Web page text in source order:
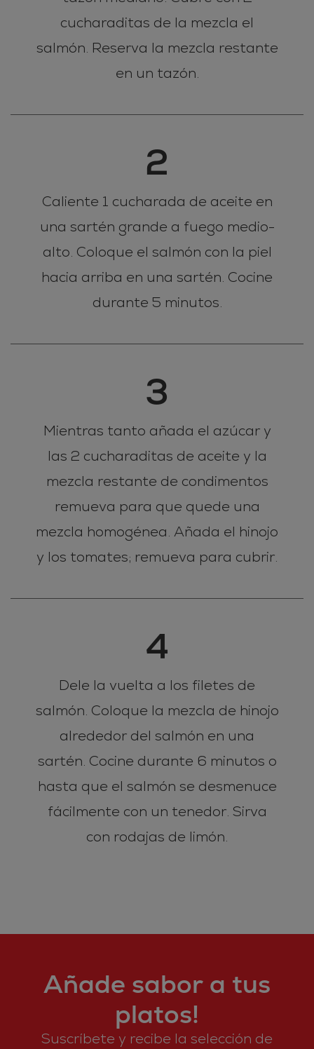
cucharaditas de la mezcla el
salmón. Reserva la mezcla restante
en un tazón.
2
Caliente 1 cucharada de aceite en
una sartén grande a fuego medio-
alto. Coloque el salmón con la piel
hacia arriba en una sartén. Cocine
durante 5 minutos.
3
Mientras tanto añada el azúcar y
las 2 cucharaditas de aceite y la
mezcla restante de condimentos
remueva para que quede una
mezcla homogénea. Añada el hinojo
y los tomates; remueva para cubrir.
4
Dele la vuelta a los filetes de
salmón. Coloque la mezcla de hinojo
alrededor del salmón en una
sartén. Cocine durante 6 minutos o
hasta que el salmón se desmenuce
fácilmente con un tenedor. Sirva
con rodajas de limón.
Añade sabor a tus
platos!
Suscríbete y recibe la selección de